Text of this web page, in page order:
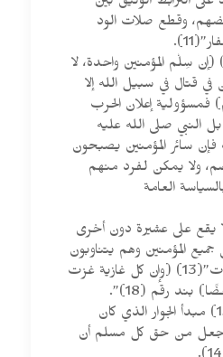
وقطع صلات الود
البند رقم (17) (إن سِلْم المؤمنين واحدة، لا
قتال في سبيل الله إلا
فمسؤولية إعلان الحرب
بل النبي صلى الله عليه
فإن سائر المؤمنين يصبحون
ولا يمكن لفرد منهم
العامة
يقع على عشيرة دون أخرى
المؤمنين وهم يتناوبون
الخروج في السرايا والغزوات”(13) (وإن كل غازية غزت
بند رقم (18)”.
“وقد أقر البند رقم (15) مبدأ الجوار الذي كان
وجعل من حق كل مسلم أن